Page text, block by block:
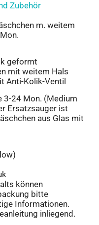
Zubehör
m. weitem
geformt
mit weitem Hals
Anti-Kolik-Ventil
3-24 Mon. (Medium
Ersatzsauger ist
aus Glas mit
können
bitte
Informationen.
inliegend.